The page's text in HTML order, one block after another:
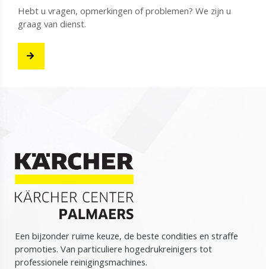
Hebt u vragen, opmerkingen of problemen? We zijn u
graag van dienst.
Een bijzonder ruime keuze, de beste condities en straffe
promoties. Van particuliere hogedrukreinigers tot
professionele reinigingsmachines.